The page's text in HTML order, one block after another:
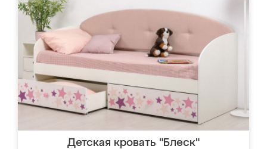
Детская кровать "Блеск"